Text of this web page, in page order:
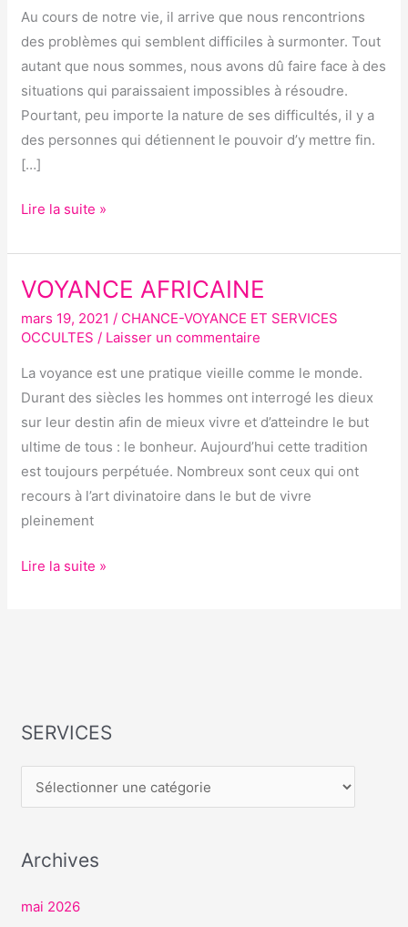
Au cours de notre vie, il arrive que nous rencontrions
des problèmes qui semblent difficiles à surmonter. Tout
autant que nous sommes, nous avons dû faire face à des
situations qui paraissaient impossibles à résoudre.
Pourtant, peu importe la nature de ses difficultés, il y a
des personnes qui détiennent le pouvoir d’y mettre fin.
[…]
Lire la suite »
VOYANCE AFRICAINE
mars 19, 2021/ CHANCE-VOYANCE ET SERVICES
OCCULTES / Laisser un commentaire
La voyance est une pratique vieille comme le monde.
Durant des siècles les hommes ont interrogé les dieux
sur leur destin afin de mieux vivre et d’atteindre le but
ultime de tous : le bonheur. Aujourd’hui cette tradition
est toujours perpétuée. Nombreux sont ceux qui ont
recours à l’art divinatoire dans le but de vivre
pleinement
VOYANCE
AFRICAINE
Lire la suite »
SERVICES
S
V
C
Archives
mai 2026